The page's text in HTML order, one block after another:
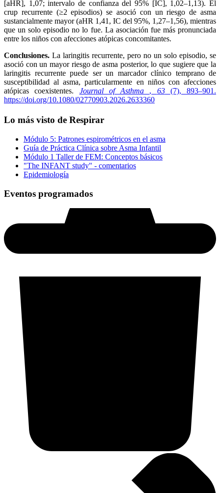
[aHR], 1,07; intervalo de confianza del 95% [IC], 1,02–1,13). El
crup recurrente (≥2 episodios) se asoció con un riesgo de asma
sustancialmente mayor (aHR 1,41, IC del 95%, 1,27–1,56), mientras
que un solo episodio no lo fue. La asociación fue más pronunciada
entre los niños con afecciones atópicas concomitantes.
Conclusiones. La laringitis recurrente, pero no un solo episodio, se
asoció con un mayor riesgo de asma posterior, lo que sugiere que la
laringitis recurrente puede ser un marcador clínico temprano de
susceptibilidad al asma, particularmente en niños con afecciones
atópicas coexistentes. Journal of Asthma , 63
(7), 893–901.
https://doi.org/10.1080/02770903.2026.2633360
Lo más visto de Respirar
Módulo 5: Patrones espirométricos en el asma
Guía de Práctica Clínica sobre Asma Infantil
Módulo 1 Taller de FEM: Conceptos básicos
"The INFANT study" - comentarios
Epidemiología
Eventos programados